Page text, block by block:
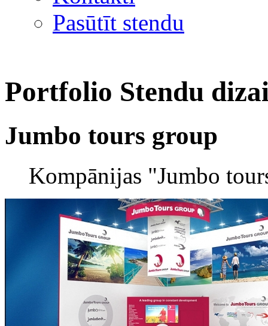
Pasūtīt stendu
Portfolio Stendu
Jumbo tours group
Kompānijas "Jumbo